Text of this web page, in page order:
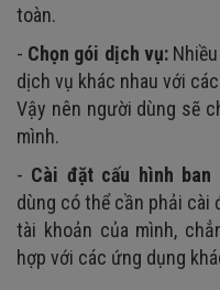
toàn.
- Chọn gói dịch vụ:Nhiều
dịch vụ khác nhau với
Vậy nên người dùng sẽ
mình.
- Cài đặt cấu hình ban
dùng có thể cần phải cài
tài khoản của mình,
hợp với các ứng dụng